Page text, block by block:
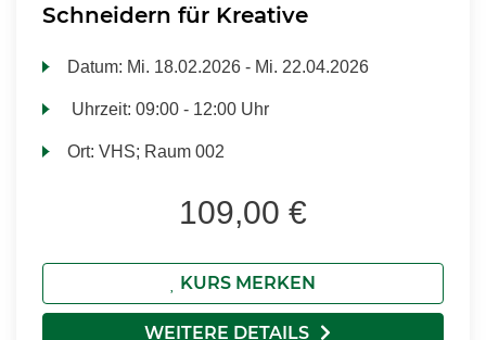
Schneidern für Kreative
Datum: Mi. 18.02.2026 - Mi. 22.04.2026
Uhrzeit:09:00 - 12:00 Uhr
Ort:VHS; Raum 002
109,00 €
KURS MERKEN
WEITERE DETAILS